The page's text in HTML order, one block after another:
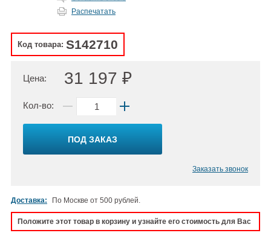
Распечатать
Код товара: S142710
Цена: 31 197 ₽
Кол-во:
ПОД ЗАКАЗ
Заказать звонок
Доставка: По Москве от 500 рублей.
Положите этот товар в корзину и узнайте его стоимость для Вас